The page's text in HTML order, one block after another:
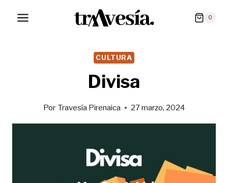
0
CULTURA
Divisa
Por Travesía Pirenaica 27 marzo, 2024